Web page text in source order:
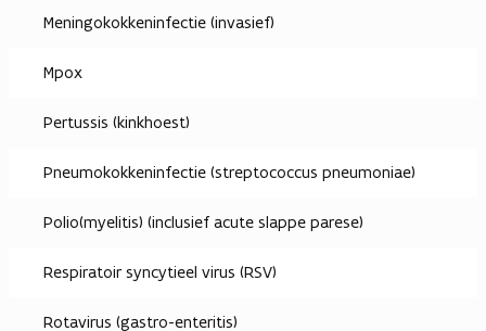
Meningokokkeninfectie (invasief)
Mpox
Pertussis (kinkhoest)
Pneumokokkeninfectie (streptococcus pneumoniae)
Polio(myelitis) (inclusief acute slappe parese)
Respiratoir syncytieel virus (RSV)
Rotavirus (gastro-enteritis)